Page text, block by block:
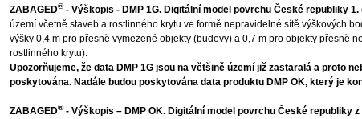
ZABAGED®- Výškopis - DMP 1G. Digitální model povrchu České republiky 1.
území včetně staveb a rostlinného krytu ve formě nepravidelné sítě výškových
výšky 0,4 m pro přesně vymezené objekty (budovy) a 0,7 m pro objekty přesně
rostlinného krytu).
Upozorňujeme, že data DMP 1G jsou na většině území již zastaralá a proto
poskytována. Nadále budou poskytována data produktu DMP OK, který je
ZABAGED®- Výškopis – DMP OK. Digitální model povrchu České republiky